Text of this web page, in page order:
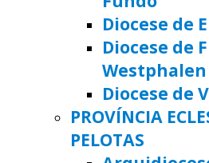
Diocese de
Diocese de
Westphalen
Diocese de
PROVÍNCIA
PELOTAS